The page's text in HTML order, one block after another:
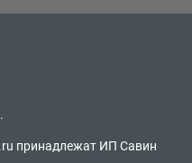
принадлежат ИП Савин